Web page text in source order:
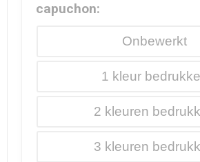
capuchon:
Onbewerkt
1
2
3